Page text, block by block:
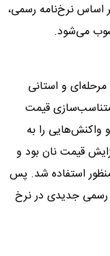
و بر اساس نرخ‌نامه رسمی،
می‌شود.
به صورت مرحله‌ای و استانی
قیمت
واکنش‌هایی را به
قیمت نان بود و
استفاده شد. پس
هیچ افزایش رسمی جدیدی در نرخ